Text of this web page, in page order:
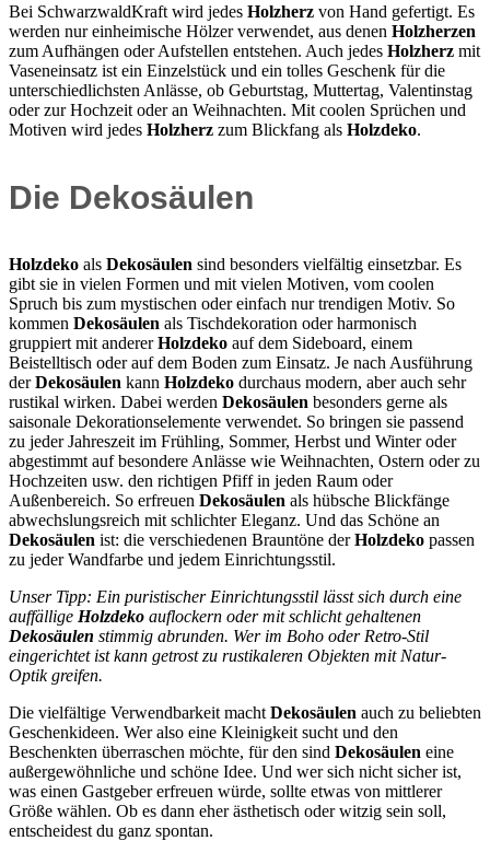
Bei SchwarzwaldKraft wird jedes Holzherz von Hand gefertigt. Es
werden nur einheimische Hölzer verwendet, aus denen Holzherzen
zum Aufhängen oder Aufstellen entstehen. Auch jedes Holzherz mit
Vaseneinsatz ist ein Einzelstück und ein tolles Geschenk für die
unterschiedlichsten Anlässe, ob Geburtstag, Muttertag, Valentinstag
oder zur Hochzeit oder an Weihnachten. Mit coolen Sprüchen und
Motiven wird jedes Holzherz zum Blickfang als Holzdeko.
Die Dekosäulen
Holzdeko als Dekosäulen sind besonders vielfältig einsetzbar. Es
gibt sie in vielen Formen und mit vielen Motiven, vom coolen
Spruch bis zum mystischen oder einfach nur trendigen Motiv. So
kommen Dekosäulen als Tischdekoration oder harmonisch
gruppiert mit andererHolzdeko auf dem Sideboard, einem
Beistelltisch oder auf dem Boden zum Einsatz. Je nach Ausführung
derDekosäulen kann Holzdeko durchaus modern, aber auch sehr
rustikal wirken. Dabei werden Dekosäulen besonders gerne als
saisonale Dekorationselemente verwendet. So bringen sie passend
zu jeder Jahreszeit im Frühling, Sommer, Herbst und Winter oder
abgestimmt auf besondere Anlässe wie Weihnachten, Ostern oder zu
Hochzeiten usw. den richtigen Pfiff in jeden Raum oder
Außenbereich. So erfreuen Dekosäulen als hübsche Blickfänge
abwechslungsreich mit schlichter Eleganz. Und das Schöne an
Dekosäulen ist: die verschiedenen Brauntöne derHolzdeko passen
zu jeder Wandfarbe und jedem Einrichtungsstil.
Unser Tipp: Ein puristischer Einrichtungsstil lässt sich durch eine
auffällige Holzdeko auflockern oder mit schlicht gehaltenen
Dekosäulen stimmig abrunden. Wer im Boho oder Retro-Stil
eingerichtet ist kann getrost zu rustikaleren Objekten mit Natur-
Optik greifen.
Die vielfältige Verwendbarkeit macht Dekosäulen auch zu beliebten
Geschenkideen. Wer also eine Kleinigkeit sucht und den
Beschenkten überraschen möchte, für den sind Dekosäulen eine
außergewöhnliche und schöne Idee. Und wer sich nicht sicher ist,
was einen Gastgeber erfreuen würde, sollte etwas von mittlerer
Größe wählen. Ob es dann eher ästhetisch oder witzig sein soll,
entscheidest du ganz spontan.